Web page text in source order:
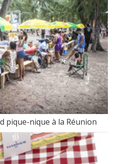
pique-nique à la Réunion